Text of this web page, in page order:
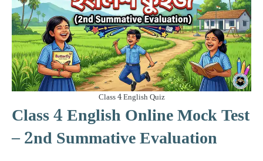
Class 4 English Quiz
Class 4 English Online Mock Test
– 2nd Summative Evaluation